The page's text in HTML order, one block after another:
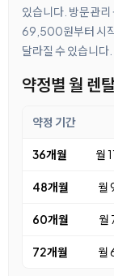
있습니다. 방문관리
69,500원부터 시
달라질 수 있습니다.
약정별 월 렌
약정 기간
36개월 월
48개월 월
60개월 월
72개월 월